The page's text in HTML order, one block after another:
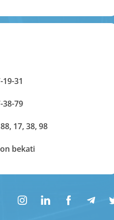
19-31
38-79
17, 38, 98
bekati